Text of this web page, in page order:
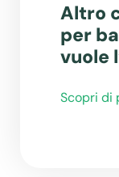
Altro
per
vuole
Scopri di